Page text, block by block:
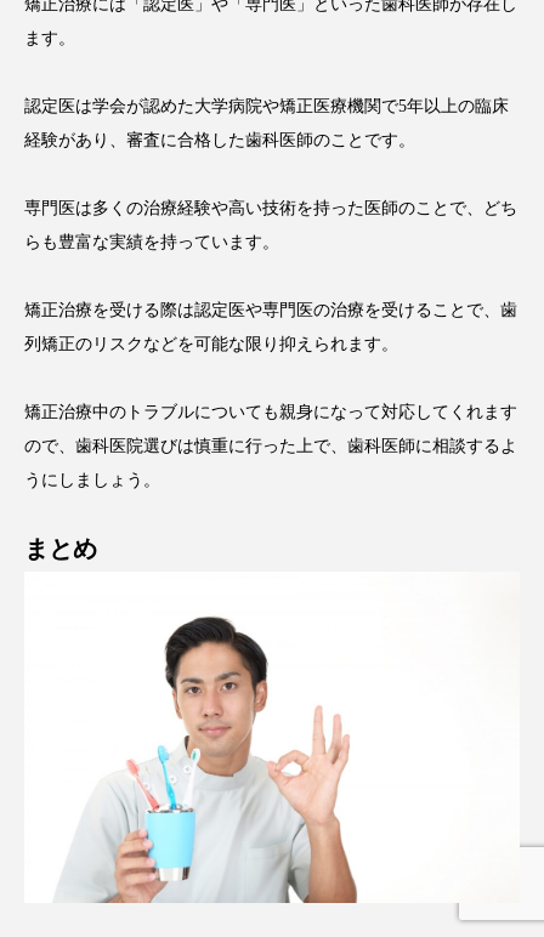
矯正治療には「認定医」や「専門医」といった歯科医師が存在し
ます。
認定医は学会が認めた大学病院や矯正医療機関で5年以上の臨床
経験があり、審査に合格した歯科医師のことです。
専門医は多くの治療経験や高い技術を持った医師のことで、どち
らも豊富な実績を持っています。
矯正治療を受ける際は認定医や専門医の治療を受けることで、歯
列矯正のリスクなどを可能な限り抑えられます。
矯正治療中のトラブルについても親身になって対応してくれます
ので、歯科医院選びは慎重に行った上で、歯科医師に相談するよ
うにしましょう。
まとめ